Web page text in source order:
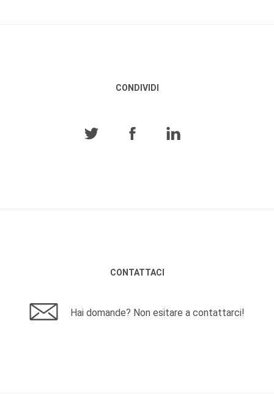
CONDIVIDI
CONTATTACI
Hai domande? Non esitare a contattarci!